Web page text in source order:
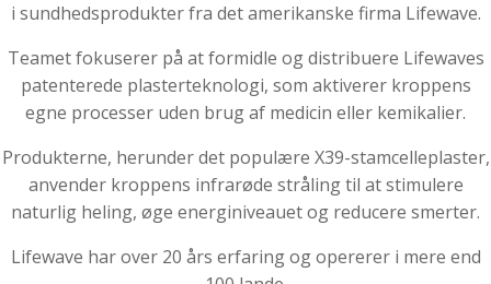
i sundhedsprodukter fra det amerikanske firma Lifewave.
Teamet fokuserer på at formidle og distribuere Lifewaves
patenterede plasterteknologi, som aktiverer kroppens
egne processer uden brug af medicin eller kemikalier.
Produkterne, herunder det populære X39-stamcelleplaster,
anvender kroppens infrarøde stråling til at stimulere
naturlig heling, øge energiniveauet og reducere smerter.
Lifewave har over 20 års erfaring og opererer i mere end